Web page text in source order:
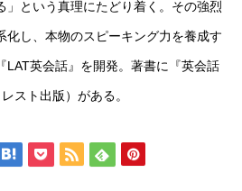
」という真理にたどり着く。その強烈
化し、本物のスピーキング力を養成す
LAT英会話』を開発。著書に『英会話
スト出版）がある。